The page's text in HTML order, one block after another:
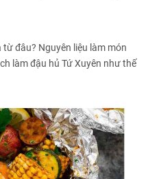
đâu? Nguyên liệu làm món
làm đậu hủ Tứ Xuyên như thế